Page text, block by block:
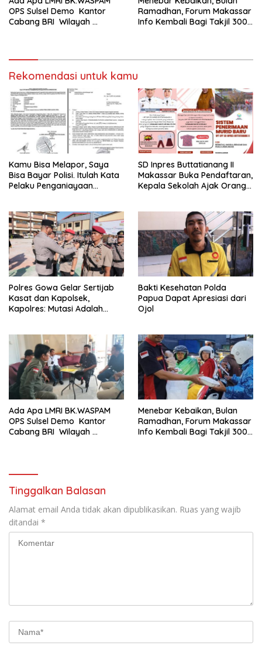
OPS Sulsel Demo Kantor
Cabang BRI Wilayah
Ramadhan, Forum Makassar
Info Kembali Bagi Takjil 300
Rekomendasi untuk kamu
Kamu Bisa Melapor, Saya
Bisa Bayar Polisi. Itulah Kata
Pelaku Penganiayaan
Ini Belum Di Tangkap
SD Inpres Buttatianang II
Makassar Buka Pendaftaran,
Kepala Sekolah Ajak Orang
Polres Gowa Gelar Sertijab
Kasat dan Kapolsek,
Kapolres: Mutasi Adalah
Bakti Kesehatan Polda
Papua Dapat Apresiasi dari
Ojol
Ada Apa LMRI BK.WASPAM
OPS Sulsel Demo Kantor
Cabang BRI Wilayah
Menebar Kebaikan, Bulan
Ramadhan, Forum Makassar
Info Kembali Bagi Takjil 300
Tinggalkan Balasan
Alamat email Anda tidak akan dipublikasikan. Ruas yang wajib
ditandai *